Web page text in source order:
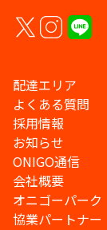
配達エリア
よくある質問
採用情報
お知らせ
ONIGO通信
会社概要
オニゴーパーク
協業パートナー